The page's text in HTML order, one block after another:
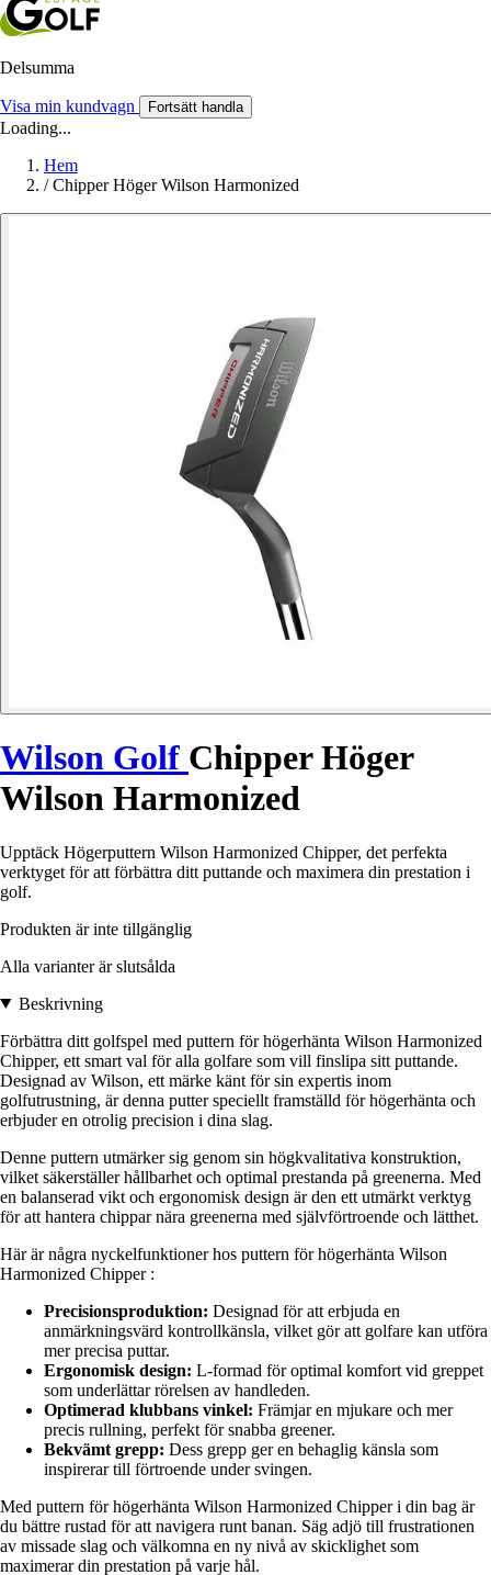
Delsumma
Visa min kundvagn Fortsätt handla
Loading...
Hem
/ Chipper Höger Wilson Harmonized
Wilson Golf Chipper Höger
Wilson Harmonized
Upptäck Högerputtern Wilson Harmonized Chipper, det perfekta
verktyget för att förbättra ditt puttande och maximera din prestation i
golf.
Produkten är inte tillgänglig
Alla varianter är slutsålda
Beskrivning
Förbättra ditt golfspel med puttern för högerhänta Wilson Harmonized
Chipper, ett smart val för alla golfare som vill finslipa sitt puttande.
Designad av Wilson, ett märke känt för sin expertis inom
golfutrustning, är denna putter speciellt framställd för högerhänta och
erbjuder en otrolig precision i dina slag.
Denne puttern utmärker sig genom sin högkvalitativa konstruktion,
vilket säkerställer hållbarhet och optimal prestanda på greenerna. Med
en balanserad vikt och ergonomisk design är den ett utmärkt verktyg
för att hantera chippar nära greenerna med självförtroende och lätthet.
Här är några nyckelfunktioner hos puttern för högerhänta Wilson
Harmonized Chipper :
Precisionsproduktion: Designad för att erbjuda en
anmärkningsvärd kontrollkänsla, vilket gör att golfare kan utföra
mer precisa puttar.
Ergonomisk design: L-formad för optimal komfort vid greppet
som underlättar rörelsen av handleden.
Optimerad klubbans vinkel: Främjar en mjukare och mer
precis rullning, perfekt för snabba greener.
Bekvämt grepp: Dess grepp ger en behaglig känsla som
inspirerar till förtroende under svingen.
Med puttern för högerhänta Wilson Harmonized Chipper i din bag är
du bättre rustad för att navigera runt banan. Säg adjö till frustrationen
av missade slag och välkomna en ny nivå av skicklighet som
maximerar din prestation på varje hål.